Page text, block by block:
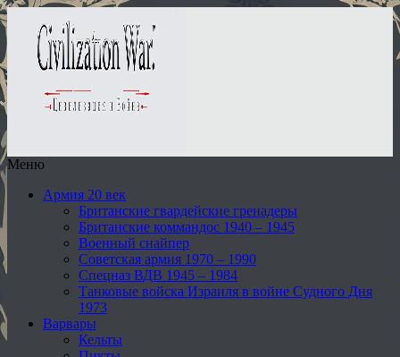
Меню
Армия 20 век
Британские гвардейские гренадеры
Британские коммандос 1940 – 1945
Военный снайпер
Советская армия 1970 – 1990
Спецназ ВДВ 1945 – 1984
Танковые войска Израиля в войне Судного Дня
1973
Варвары
Кельты